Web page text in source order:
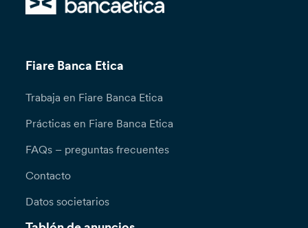
Fiare Banca Etica
Trabaja en Fiare Banca Etica
Prácticas en Fiare Banca Etica
FAQs – preguntas frecuentes
Contacto
Datos societarios